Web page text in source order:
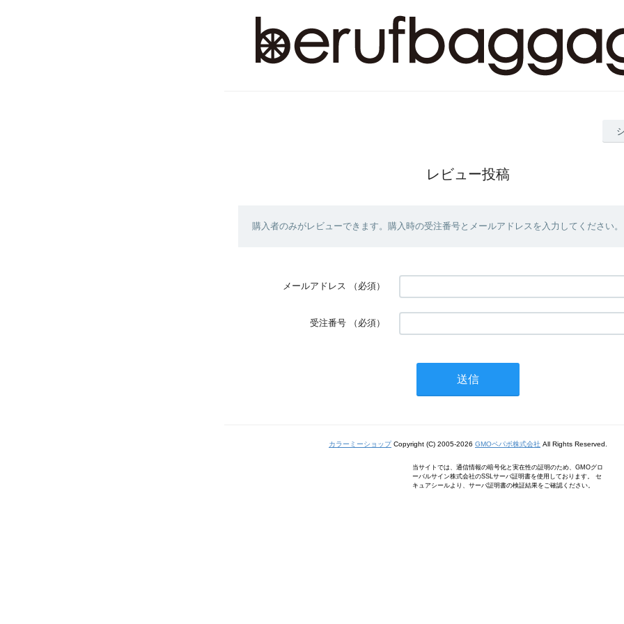
レビュー投稿
購入者のみがレビューできます。購入時の受注番号とメールアドレスを入力してください。
メールアドレス （必須）
受注番号 （必須）
カラーミーショップCopyright (C) 2005-2026 GMOペパボ株式会社 All Rights Reserved.
当サイトでは、通信情報の暗号化と実在性の証明のため、GMOグロ
ーバルサイン株式会社のSSLサーバ証明書を使用しております。 セ
キュアシールより、サーバ証明書の検証結果をご確認ください。